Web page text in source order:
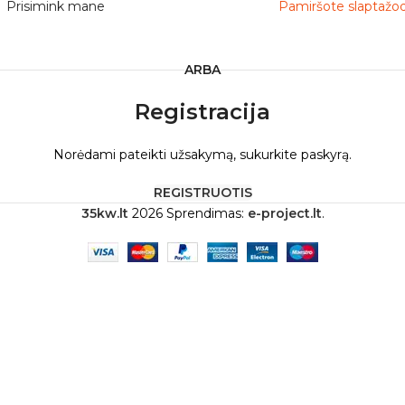
Pamiršote
Prisimink mane
ARBA
Registracija
Norėdami pateikti užsakymą, sukurkite paskyrą.
REGISTRUOTIS
35kw.lt 2026 Sprendimas: e-project.lt.